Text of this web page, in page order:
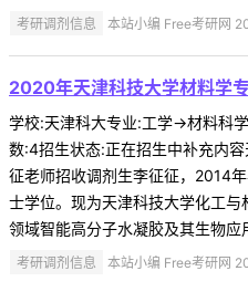
考研调剂信息 本站小编 Free考研网
2020年天津科技大学材料学
学校:天津科大专业:工学->材料科
数:4招生状态:正在招生中补充内
征老师招收调剂生李征征，2014
士学位。现为天津科技大学化工
领域智能高分子水凝胶及其生物应
考研调剂信息 本站小编 Free考研网